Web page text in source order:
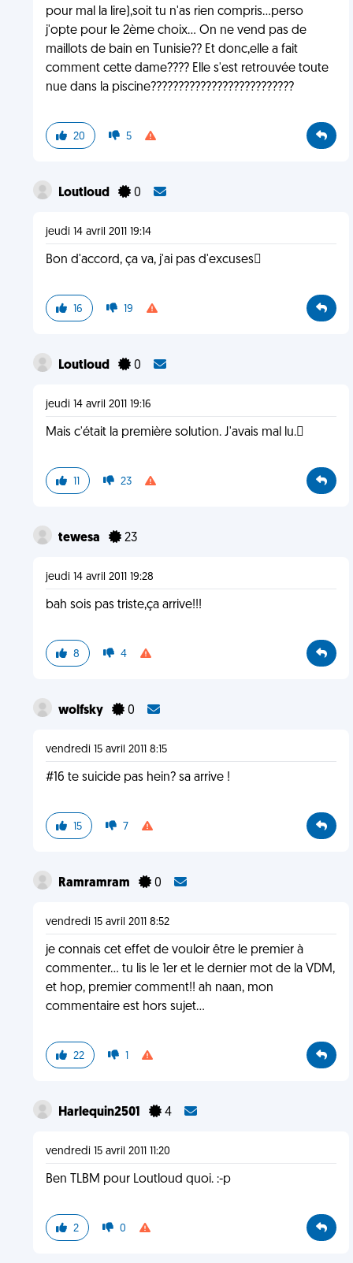
pour mal la lire),soit tu n'as rien compris...perso
j'opte pour le 2ème choix... On ne vend pas de
maillots de bain en Tunisie?? Et donc,elle a fait
comment cette dame???? Elle s'est retrouvée toute
nue dans la piscine??????????????????????????
20 5
Loutloud 0
jeudi 14 avril 2011 19:14
Bon d'accord, ça va, j'ai pas d'excuses
16 19
Loutloud 0
jeudi 14 avril 2011 19:16
Mais c'était la première solution. J'avais mal lu.
11 23
tewesa 23
jeudi 14 avril 2011 19:28
bah sois pas triste,ça arrive!!!
8 4
wolfsky 0
vendredi 15 avril 2011 8:15
#16 te suicide pas hein? sa arrive !
15 7
Ramramram 0
vendredi 15 avril 2011 8:52
je connais cet effet de vouloir être le premier à
commenter... tu lis le 1er et le dernier mot de la VDM,
et hop, premier comment!! ah naan, mon
commentaire est hors sujet...
22 1
Harlequin2501 4
vendredi 15 avril 2011 11:20
Ben TLBM pour Loutloud quoi. :-p
2 0